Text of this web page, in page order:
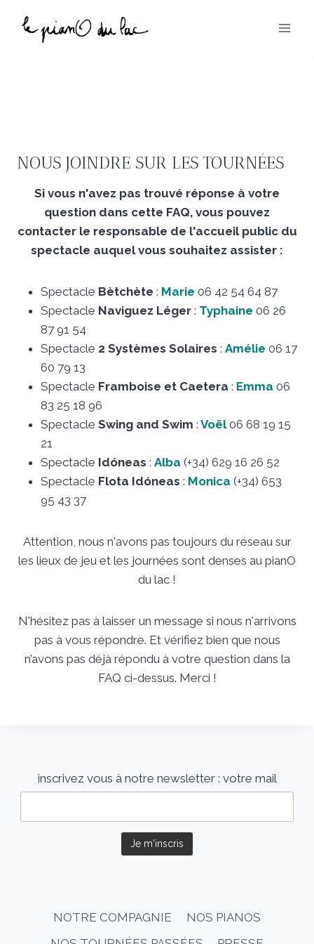
contenu
NOUS JOINDRE SUR LES TOURNÉES
Si vous n'avez pas trouvé réponse à votre
question dans cette FAQ, vous pouvez
contacter le responsable de l'accueil public du
spectacle auquel vous souhaitez assister :
Spectacle Bètchète : Marie 06 42 54 64 87
Spectacle Naviguez Léger : Typhaine 06 26
87 91 54
Spectacle 2 Systèmes Solaires : Amélie 06 17
60 79 13
Spectacle Framboise et Caetera : Emma 06
83 25 18 96
Spectacle Swing and Swim : Voël 06 68 19 15
21
Spectacle Idóneas : Alba (+34) 629 16 26 52
Spectacle Flota Idóneas : Monica (+34) 653
95 43 37
Attention, nous n'avons pas toujours du réseau sur
les lieux de jeu et les journées sont denses au pianO
du lac !
N'hésitez pas à laisser un message si nous n'arrivons
pas à vous répondre. Et vérifiez bien que nous
n’avons pas déjà répondu à votre question dans la
FAQ ci-dessus. Merci !
inscrivez vous à notre newsletter : votre mail
NOTRE COMPAGNIE
NOS PIANOS